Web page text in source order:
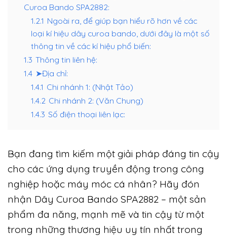
Curoa Bando SPA2882:
1.2.1 Ngoài ra, để giúp bạn hiểu rõ hơn về các
loại kí hiệu dây curoa bando, dưới đây là một số
thông tin về các kí hiệu phổ biến:
1.3 Thông tin liên hệ:
1.4 ➤Địa chỉ:
1.4.1 Chi nhánh 1: (Nhật Tảo)
1.4.2 Chi nhánh 2: (Văn Chung)
1.4.3 Số điện thoại liên lạc:
Bạn đang tìm kiếm một giải pháp đáng tin cậy
cho các ứng dụng truyền động trong công
nghiệp hoặc máy móc cá nhân? Hãy đón
nhận Dây Curoa Bando SPA2882 – một sản
phẩm đa năng, mạnh mẽ và tin cậy từ một
trong những thương hiệu uy tín nhất trong